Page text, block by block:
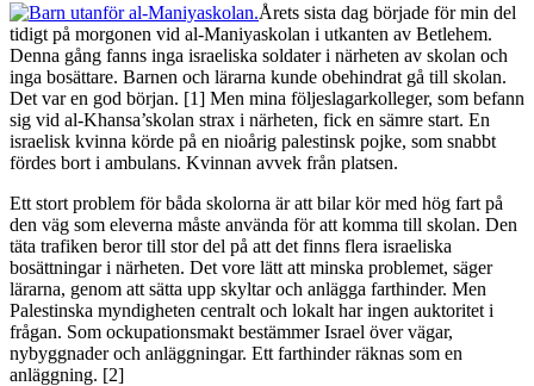
Årets sista dag började för min del
tidigt på morgonen vid al-Maniyaskolan i utkanten av Betlehem.
Denna gång fanns inga israeliska soldater i närheten av skolan och
inga bosättare. Barnen och lärarna kunde obehindrat gå till skolan.
Det var en god början. [1] Men mina följeslagarkolleger, som befann
sig vid al-Khansa’skolan strax i närheten, fick en sämre start. En
israelisk kvinna körde på en nioårig palestinsk pojke, som snabbt
fördes bort i ambulans. Kvinnan avvek från platsen.
Ett stort problem för båda skolorna är att bilar kör med hög fart på
den väg som eleverna måste använda för att komma till skolan. Den
täta trafiken beror till stor del på att det finns flera israeliska
bosättningar i närheten. Det vore lätt att minska problemet, säger
lärarna, genom att sätta upp skyltar och anlägga farthinder. Men
Palestinska myndigheten centralt och lokalt har ingen auktoritet i
frågan. Som ockupationsmakt bestämmer Israel över vägar,
nybyggnader och anläggningar. Ett farthinder räknas som en
anläggning. [2]